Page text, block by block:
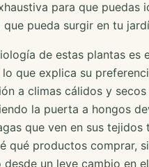
para que puedas
pueda surgir en tu
de estas plantas
que explica su
a climas cálidos y
la puerta a hongos
que ven en sus
qué productos comprar,
desde un leve cambio en